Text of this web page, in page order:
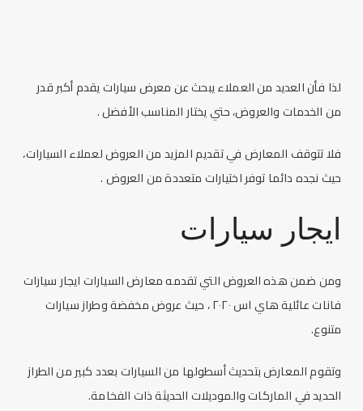
لذا فأن العديد من العملاء يبحث عن معرض سيارات يقدم أكبر قدر
من الخدمات والعروض، حتي يختار المناسب الأفضل .
فلا تتوقف المعارض في تقديم المزيد من العروض لعملاء السيارات،
حيث نجده دائما توفر اختيارات متعددة من العروض .
ايجار سيارات
ومن ضمن هذه العروض التي تقدمهمعارض السيارات ايجار سيارات
فانات عائلية هاي اس ٢٠٢٠ ، حيث عروض مخفضة وطراز سيارات
متنوع.
وتقوم المعارض بتحديث أسطولها من السيارات بعدد كبير من الطراز
الحديد في الماركات والموديلات الحديثة ذات الفخامة.